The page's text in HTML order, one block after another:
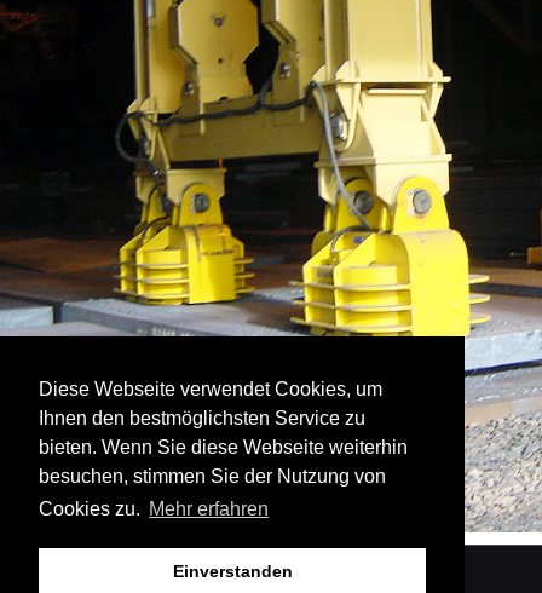
Diese Webseite verwendet Cookies, um
Ihnen den bestmöglichsten Service zu
bieten. Wenn Sie diese Webseite weiterhin
besuchen, stimmen Sie der Nutzung von
Cookies zu. Mehr erfahren
Einverstanden